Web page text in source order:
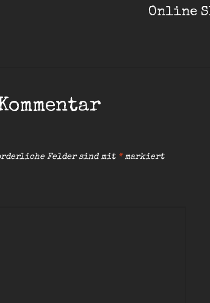
Online
Felder sind mit *markiert